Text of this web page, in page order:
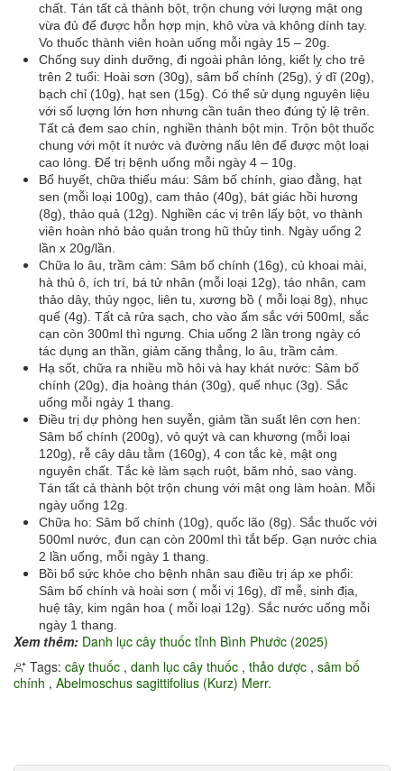
chất. Tán tất cả thành bột, trộn chung với lượng mật ong
vừa đủ để được hỗn hợp mịn, khô vừa và không dính tay.
Vo thuốc thành viên hoàn uống mỗi ngày 15 – 20g.
Chống suy dinh dưỡng, đi ngoài phân lỏng, kiết lỵ cho trẻ
trên 2 tuổi: Hoài sơn (30g), sâm bố chính (25g), ý dĩ (20g),
bạch chỉ (10g), hạt sen (15g). Có thể sử dụng nguyên liệu
với số lượng lớn hơn nhưng cần tuân theo đúng tỷ lệ trên.
Tất cả đem sao chín, nghiền thành bột mịn. Trộn bột thuốc
chung với một ít nước và đường nấu lên để được một loại
cao lỏng. Để trị bệnh uống mỗi ngày 4 – 10g.
Bổ huyết, chữa thiếu máu: Sâm bố chính, giao đằng, hạt
sen (mỗi loại 100g), cam thảo (40g), bát giác hồi hương
(8g), thảo quả (12g). Nghiền các vị trên lấy bột, vo thành
viên hoàn nhỏ bảo quản trong hũ thủy tinh. Ngày uống 2
lần x 20g/lần.
Chữa lo âu, trầm cảm: Sâm bố chính (16g), củ khoai mài,
hà thủ ô, ích trí, bá tử nhân (mỗi loại 12g), táo nhân, cam
thảo dây, thủy ngọc, liên tu, xương bồ ( mỗi loại 8g), nhục
quế (4g). Tất cả rửa sạch, cho vào ấm sắc với 500ml, sắc
cạn còn 300ml thì ngưng. Chia uống 2 lần trong ngày có
tác dụng an thần, giảm căng thẳng, lo âu, trầm cảm.
Hạ sốt, chữa ra nhiều mồ hôi và hay khát nước: Sâm bố
chính (20g), địa hoàng thán (30g), quế nhục (3g). Sắc
uống mỗi ngày 1 thang.
Điều trị dự phòng hen suyễn, giảm tần suất lên cơn hen:
Sâm bố chính (200g), vỏ quýt và can khương (mỗi loại
120g), rễ cây dâu tằm (160g), 4 con tắc kè, mật ong
nguyên chất. Tắc kè làm sạch ruột, băm nhỏ, sao vàng.
Tán tất cả thành bột trộn chung với mật ong làm hoàn. Mỗi
ngày uống 12g.
Chữa ho: Sâm bố chính (10g), quốc lão (8g). Sắc thuốc với
500ml nước, đun cạn còn 200ml thì tắt bếp. Gạn nước chia
2 lần uống, mỗi ngày 1 thang.
Bồi bổ sức khỏe cho bệnh nhân sau điều trị áp xe phổi:
Sâm bố chính và hoài sơn ( mỗi vị 16g), dĩ mễ, sinh địa,
huệ tây, kim ngân hoa ( mỗi loại 12g). Sắc nước uống mỗi
ngày 1 thang.
Xem thêm: Danh lục cây thuốc tỉnh Bình Phước (2025)
Tags: cây thuốc , danh lục cây thuốc , thảo dược , sâm bố
chính , Abelmoschus sagittifolius (Kurz) Merr.